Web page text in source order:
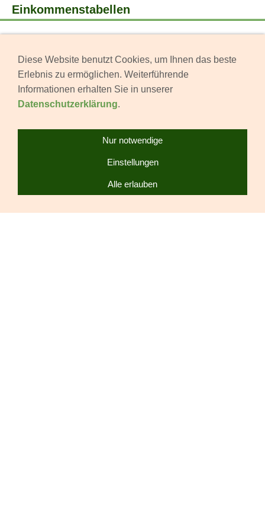
Einkommenstabellen
Diese Website benutzt Cookies, um Ihnen das beste
Erlebnis zu ermöglichen. Weiterführende
Informationen erhalten Sie in unserer
Datenschutzerklärung.
Nur notwendige
Einstellungen
Alle erlauben